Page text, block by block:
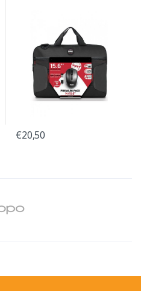
€20,50